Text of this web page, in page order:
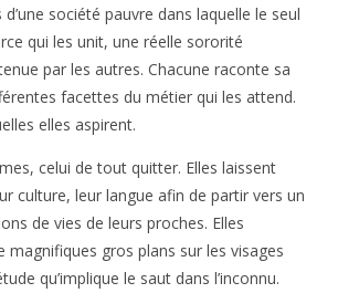
société pauvre dans laquelle le seul
qui les unit, une réelle sororité
par les autres. Chacune raconte sa
facettes du métier qui les attend.
elles aspirent.
celui de tout quitter. Elles laissent
culture, leur langue afin de partir vers un
de vies de leurs proches. Elles
magnifiques gros plans sur les visages
qu’implique le saut dans l’inconnu.